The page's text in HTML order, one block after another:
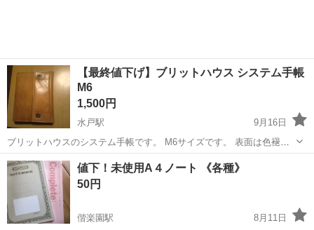
【最終値下げ】ブリットハウス システム手帳
M6
1,500円
水戸駅
9月16日
ブリットハウスのシステム手帳です。 M6サイズです。 表面は色褪せ
ております。 バイブルサイズと交換希望です。 もしくは購入される方
へお渡しいたします。
茨城 水戸市 水戸駅 手帳 システム手帳
値下！未使用A４ノート 《各種》
50円
偕楽園駅
8月11日